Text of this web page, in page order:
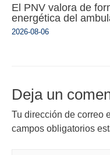
El PNV valora de
energética del
2026-08-06
Deja un
Tu dirección de correo
campos obligatorios